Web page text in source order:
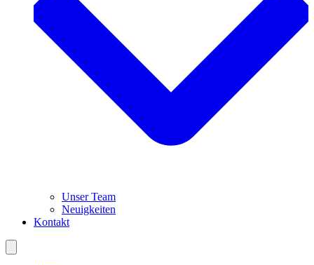
Unser Team
Neuigkeiten
Kontakt